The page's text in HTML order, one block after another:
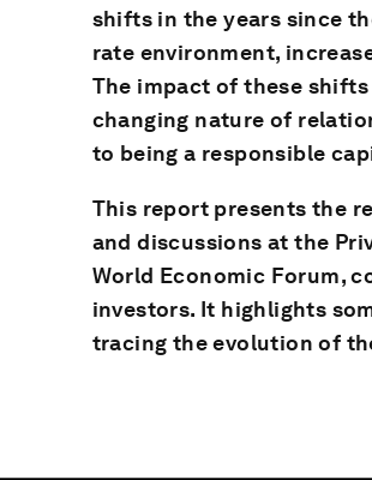
shifts in the years since
rate environment,
The impact of these
changing nature of
to being a responsible
This report presents the
and discussions at the
World Economic Forum,
investors. It highlights
tracing the evolution of